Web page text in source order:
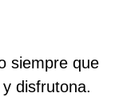
siempre que
disfrutona.